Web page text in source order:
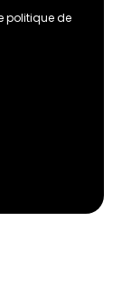
politique de